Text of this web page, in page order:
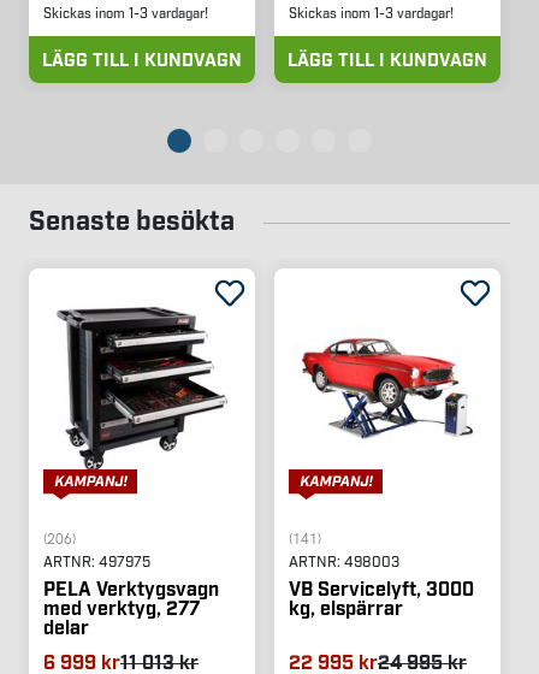
Skickas inom 1-3 vardagar!
LÄGG TILL I KUNDVAGN
Skickas inom 1-3 vardagar!
LÄGG TILL I KUNDVAGN
Senaste besökta
(206)
ARTNR: 497975
PELA Verktygsvagn
med verktyg, 277
delar
6 999 kr11 013 kr
(141)
ARTNR: 498003
VB Servicelyft, 3000
kg, elspärrar
22 995 kr24 995 kr